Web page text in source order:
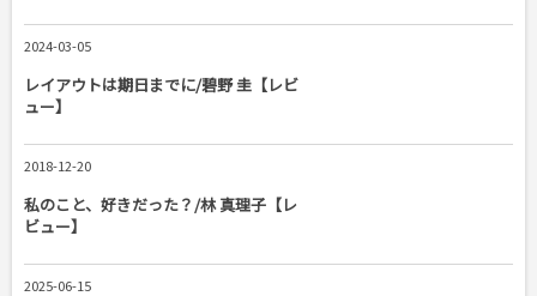
2024-03-05
レイアウトは期日までに/碧野 圭【レビ
ュー】
2018-12-20
私のこと、好きだった？/林 真理子【レ
ビュー】
2025-06-15